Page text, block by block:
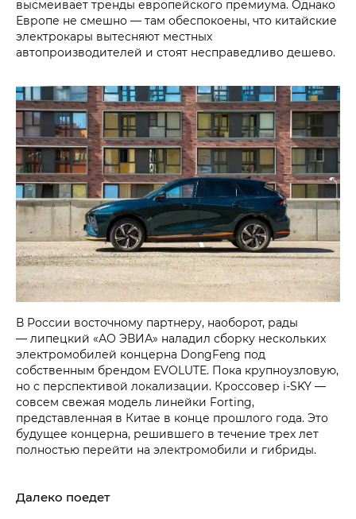
высмеивает тренды европейского премиума. Однако
Европе не смешно — там обеспокоены, что китайские
электрокары вытесняют местных
автопроизводителей и стоят несправедливо дешево.
В России восточному партнеру, наоборот, рады
— липецкий «АО ЭВИА» наладил сборку нескольких
электромобилей концерна DongFeng под
собственным брендом EVOLUTE. Пока крупноузловую,
но с перспективой локализации. Кроссовер i‑SKY —
совсем свежая модель линейки Forting,
представленная в Китае в конце прошлого года. Это
будущее концерна, решившего в течение трех лет
полностью перейти на электромобили и гибриды.
Далеко поедет